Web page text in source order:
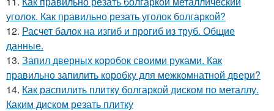
уголок. Как правильно резать уголок болгаркой?
12. Расчет балок на изгиб и прогиб из труб. Общие
данные.
13. Запил дверных коробок своими руками. Как
правильно запилить коробку для межкомнатной двери?
14. Как распилить плитку болгаркой диском по металлу.
Каким диском резать плитку